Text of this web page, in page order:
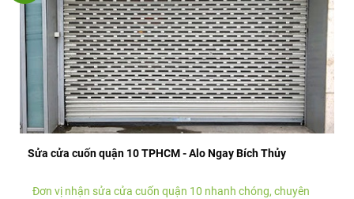
Sửa cửa cuốn quận 10 TPHCM - Alo Ngay Bích Thủy
Đơn vị nhận sửa cửa cuốn quận 10 nhanh chóng, chuyên